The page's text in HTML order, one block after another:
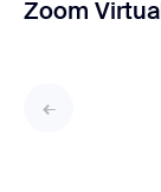
Zoom